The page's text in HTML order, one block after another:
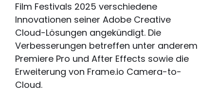
Film Festivals 2025 verschiedene
Innovationen seiner Adobe Creative
Cloud-Lösungen angekündigt. Die
Verbesserungen betreffen unter anderem
Premiere Pro und After Effects sowie die
Erweiterung von Frame.io Camera-to-
Cloud.